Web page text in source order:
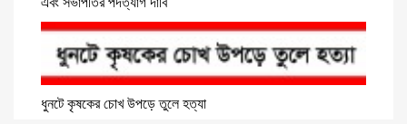
ধুনটে কৃষকের চোখ উপড়ে তুলে হত্যা